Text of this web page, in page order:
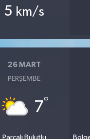
5 km/s
26 MART
PERŞEMBE
7°
Parçalı Bulutlu